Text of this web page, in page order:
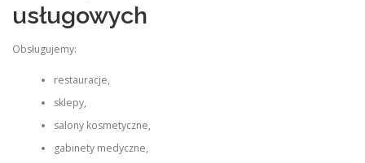
usługowych
Obsługujemy:
restauracje,
sklepy,
salony kosmetyczne,
gabinety medyczne,